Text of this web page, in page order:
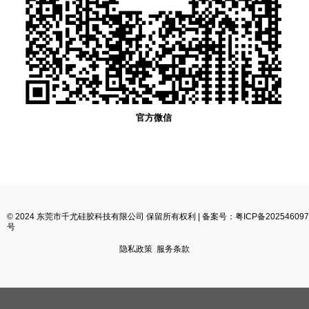
官方微信
© 2024 东莞市千尤硅胶科技有限公司 保留所有权利 | 备案号：粤ICP备
号
隐私政策 服务条款